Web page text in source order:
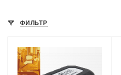
ФИЛЬТР